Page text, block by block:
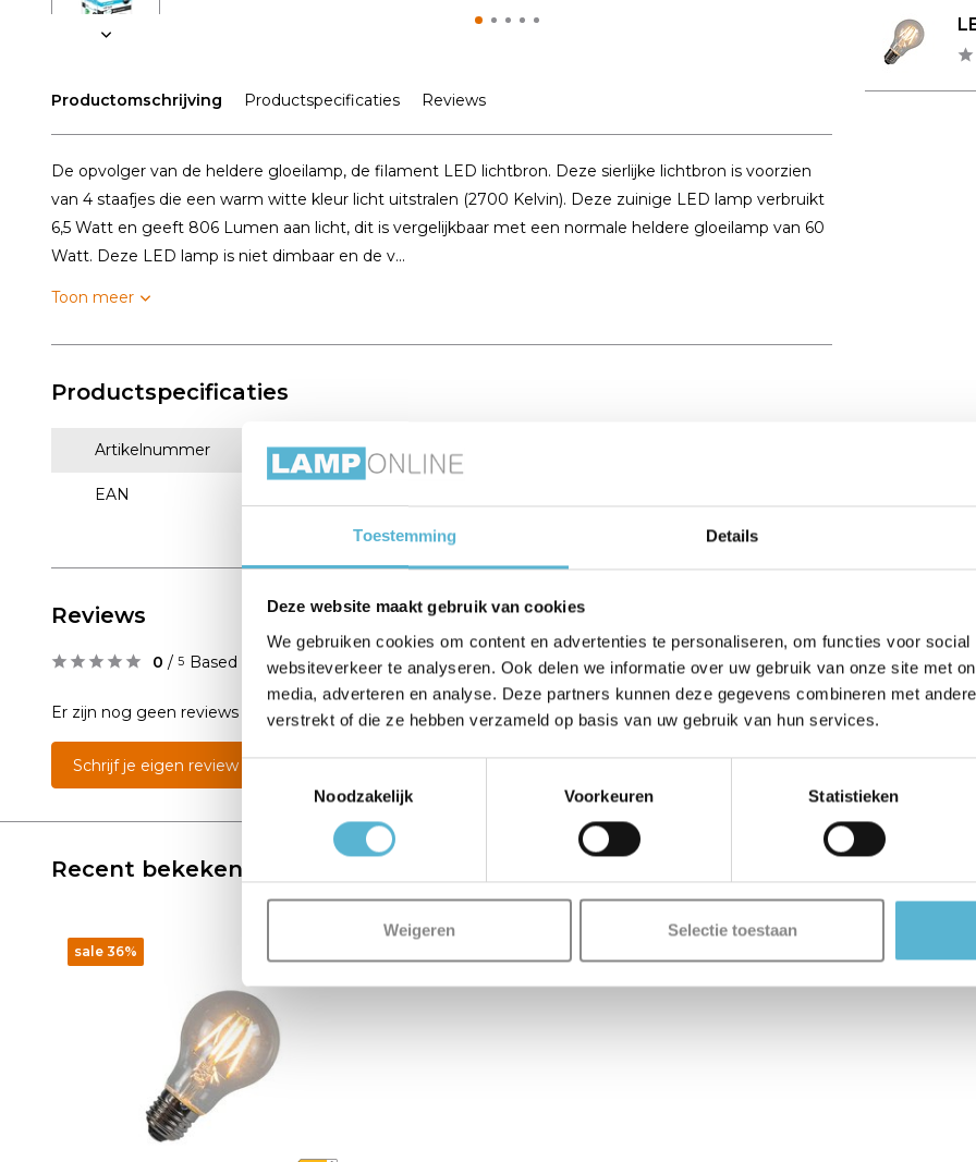
Toestemming Details
Deze website maakt gebruik van cookies
We gebruiken cookies om content en advertenties te personaliseren, om functies voor
websiteverkeer te analyseren. Ook delen we informatie over uw gebruik van onze site met
media, adverteren en analyse. Deze partners kunnen deze gegevens combineren met
verstrekt of die ze hebben verzameld op basis van uw gebruik van hun services.
Noodzakelijk
Voorkeuren Statistieken
Weigeren Selectie toestaan
Productomschrijving Productspecificaties Reviews
De opvolger van de heldere gloeilamp, de filament LED lichtbron. Deze sierlijke lichtbron is voorzien
van 4 staafjes die een warm witte kleur licht uitstralen (2700 Kelvin). Deze zuinige LED lamp verbruikt
6,5 Watt en geeft 806 Lumen aan licht, dit is vergelijkbaar met een normale heldere gloeilamp van 60
Watt. Deze LED lamp is niet dimbaar en de v...
Toon meer
Productspecificaties
Artikelnummer 60003
EAN
Reviews
0 / 5 Based on 0 reviews
Er zijn nog geen reviews geschreven over dit product..
Schrijf je eigen review
Recent bekeken
sale 36%